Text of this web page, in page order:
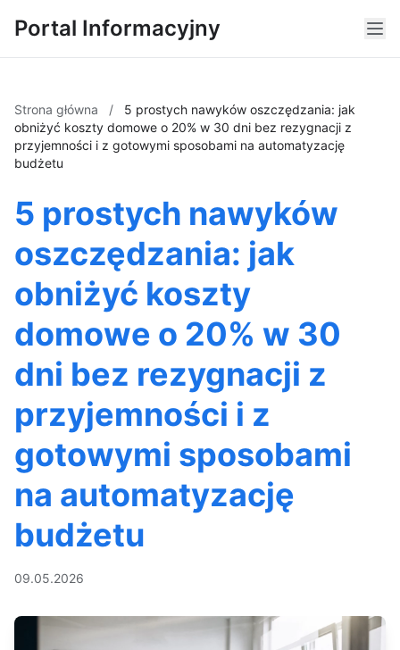
Portal Informacyjny
Strona główna /
5 prostych nawyków oszczędzania: jak
obniżyć koszty domowe o 20% w 30 dni bez rezygnacji z
przyjemności i z gotowymi sposobami na automatyzację
budżetu
5 prostych nawyków
oszczędzania: jak
obniżyć koszty
domowe o 20% w 30
dni bez rezygnacji z
przyjemności i z
gotowymi sposobami
na automatyzację
budżetu
09.05.2026